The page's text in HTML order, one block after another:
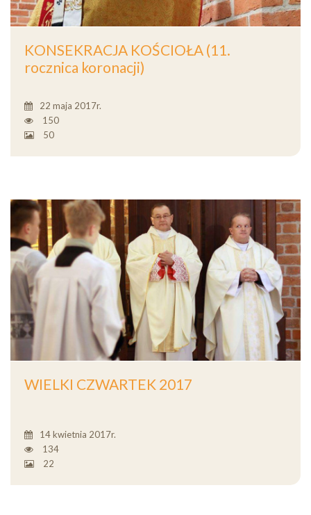
KONSEKRACJA KOŚCIOŁA (11.
rocznica koronacji)
22 maja 2017r.
150
50
WIELKI CZWARTEK 2017
14 kwietnia 2017r.
134
22